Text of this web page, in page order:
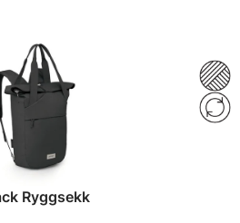
Ryggsekk